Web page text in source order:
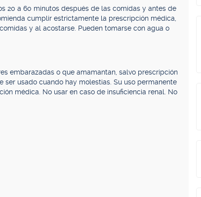
20 a 60 minutos después de las comidas y antes de
cumplir estrictamente la prescripción médica,
y al acostarse. Pueden tomarse con agua o
embarazadas o que amamantan, salvo prescripción
usado cuando hay molestias. Su uso permanente
médica. No usar en caso de insuficiencia renal. No